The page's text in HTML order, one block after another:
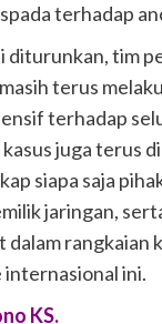
terhadap
diturunkan, tim
terus
terhadap
juga terus
siapa saja
jaringan,
dalam rangkaian
ini.
KS.